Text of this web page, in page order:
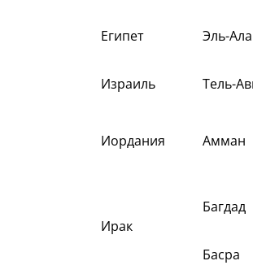
Египет Эль-
Израиль
Тель-
Иордания Амман
Ирак
Багдад
Басра